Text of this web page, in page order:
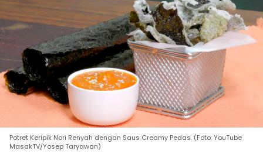
Potret Keripik Nori Renyah dengan Saus Creamy Pedas. (Foto: YouTube
MasakTV/Yosep Taryawan)